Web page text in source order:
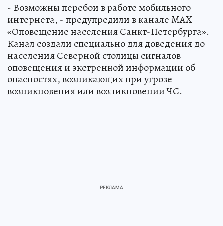
- Возможны перебои в работе мобильного
интернета, - предупредили в канале MAX
«Оповещение населения Санкт-Петербурга».
Канал создали специально для доведения до
населения Северной столицы сигналов
оповещения и экстренной информации об
опасностях, возникающих при угрозе
возникновения или возникновении ЧС.